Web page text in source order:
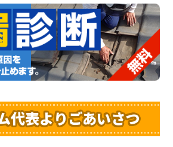
代表よりごあいさつ